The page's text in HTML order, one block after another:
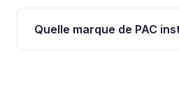
Avec les aides, le reste à
000€ à 5 000€, récupéré en 4
Quelle marque de PAC